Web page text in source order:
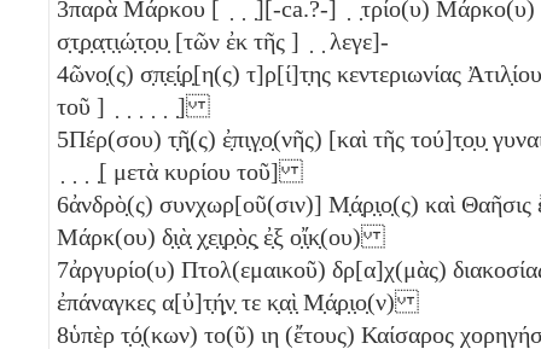
3παρὰ Μάρκου [ ̣ ̣ ̣][-ca.?-] ̣ ̣τρίο(υ) Μάρκο(υ)
σ̣τ̣ρ̣α̣τ̣ι̣ώ̣τ̣ο̣υ̣ [τῶν ἐκ τῆς ] ̣ ̣ λεγε]-
4ῶνο̣(ς) σ̣π̣ε̣ί̣ρ̣[η(ς) τ]ρ[ί]τ̣ης κεντεριωνίας
τοῦ ] ̣ ̣ ̣ ̣ ̣ ̣]
5Πέρ(σου) τ̣ῆ̣(ς) ἐ̣πι̣γ̣ο̣(νῆς) [καὶ τῆς τού]τ̣ο̣υ̣
̣ ̣ ̣ ̣[ μετὰ κυρίου τοῦ]
6ἀνδρὸ̣(ς) συνχωρ[οῦ(σιν)] Μ̣ά̣ρ̣ι̣ο̣(ς) καὶ Θαῆσις
Μάρκ(ου) δ̣ι̣ὰ̣ χ̣ε̣ι̣ρ̣ὸ̣ς̣ ἐ̣ξ ο̣ἴ̣κ̣(ου)
7ἀργυρίο(υ) Πτολ(εμαικοῦ) δρ[α]χ(μὰς)
ἐπάναγκες α[ὐ]τ̣ή̣ν̣ τε κ̣α̣ὶ̣ Μ̣ά̣ρ̣ι̣ο̣(ν)
8ὑπὲρ τ̣ό̣(κων) το(ῦ) ιη (ἔτους) Καίσαρος